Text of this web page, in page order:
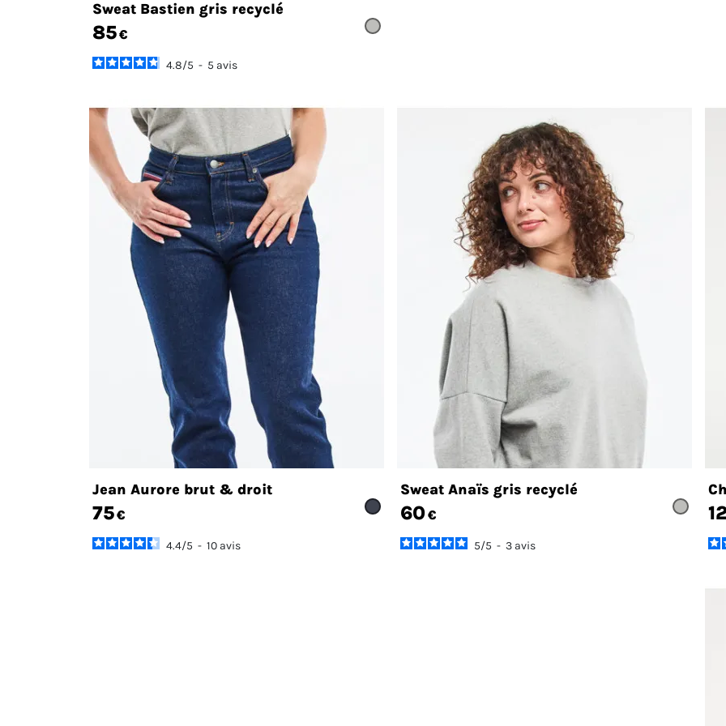
Sweat Bastien gris recyclé
85€
4.8/5 - 5 avis
Jean Aurore brut & droit
75€
4.4/5 - 10 avis
Sweat Anaïs gris recyclé
60€
5/5 - 3 avis